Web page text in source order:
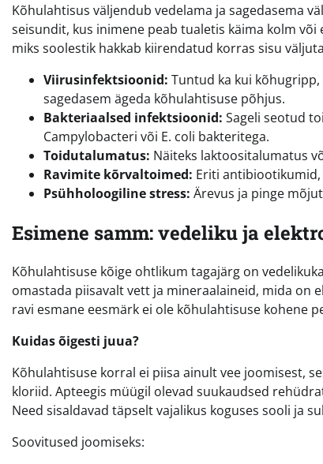
Kõhulahtisus väljendub vedelama ja sagedasema
seisundit, kus inimene peab tualetis käima kolm
miks soolestik hakkab kiirendatud korras sisu
Viirusinfektsioonid: Tuntud ka kui
sagedasem ägeda kõhulahtisuse põhjus.
Bakteriaalsed infektsioonid: Sageli seotud
Campylobacteri või E. coli bakteritega.
Toidutalumatus: Näiteks laktoositalumatus
Ravimite kõrvaltoimed: Eriti
Psühholoogiline stress: Ärevus ja pinge
Esimene samm: vedeliku ja
Kõhulahtisuse kõige ohtlikum tagajärg on
omastada piisavalt vett ja mineraalaineid, mida on
ravi esmane eesmärk ei ole kõhulahtisuse kohene
Kuidas õigesti juua?
Kõhulahtisuse korral ei piisa ainult vee joomisest,
kloriid. Apteegis müügil olevad suukaudsed
Need sisaldavad täpselt vajalikus koguses sooli ja
Soovitused joomiseks: